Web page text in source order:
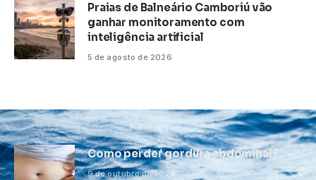
Praias de Balneário Camboriú vão
ganhar monitoramento com
inteligência artificial
5 de agosto de 2026
Como perder gordura abdominal?
9 de outubro de 2024